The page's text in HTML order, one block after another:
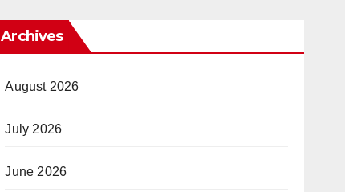
Archives
August 2026
July 2026
June 2026